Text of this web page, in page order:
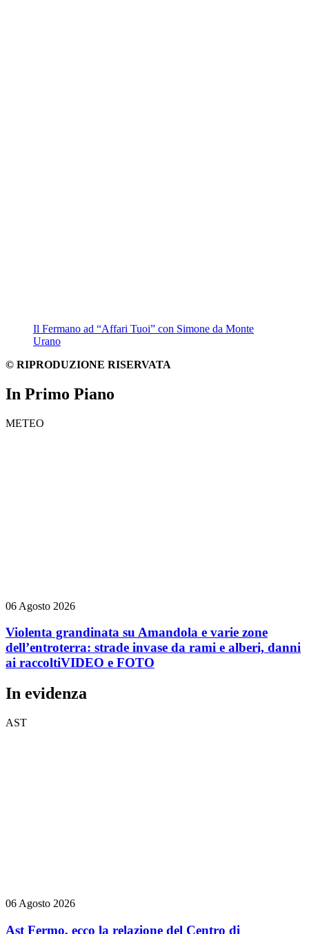
Il Fermano ad “Affari Tuoi” con Simone da Monte
Urano
© RIPRODUZIONE RISERVATA
In Primo Piano
METEO
06 Agosto 2026
Violenta grandinata su Amandola e varie zone
dell’entroterra: strade invase da rami e alberi, danni
ai raccoltiVIDEO e FOTO
In evidenza
AST
06 Agosto 2026
Ast Fermo, ecco la relazione del Centro di